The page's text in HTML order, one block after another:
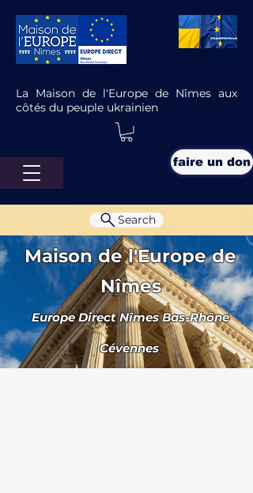
La Maison de l'Europe de Nîmes aux
côtés du peuple ukrainien
faire un don
Maison de l'Europe de
Nîmes
Europe Direct Nîmes Bas-Rhône
Cévennes
Search
Nos élus à la rencontre des
institutions européennes